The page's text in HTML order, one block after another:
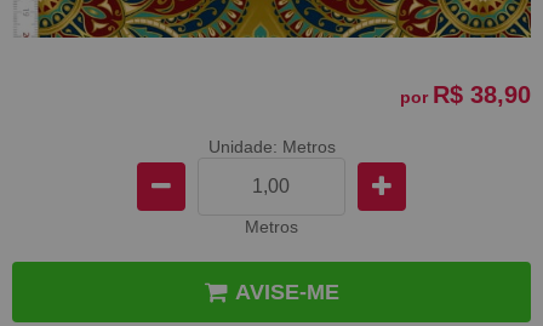
por R$ 38,90
Unidade: Metros
Metros
AVISE-ME